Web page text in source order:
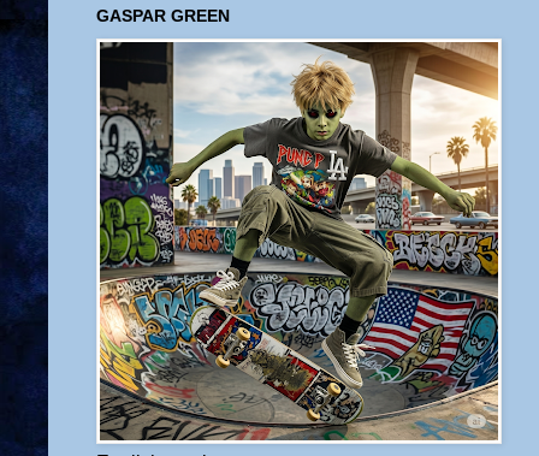
GASPAR GREEN